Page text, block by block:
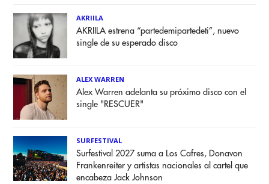
AKRIILA
AKRIILA estrena “partedemipartedeti”, nuevo
single de su esperado disco
ALEX WARREN
Alex Warren adelanta su próximo disco con el
single "RESCUER"
SURFESTIVAL
Surfestival 2027 suma a Los Cafres, Donavon
Frankenreiter y artistas nacionales al cartel que
encabeza Jack Johnson